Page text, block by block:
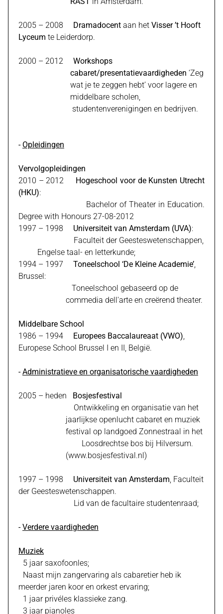
2005 – 2008 Dramadocent aan het Visser ’t Hooft
Lyceum te Leiderdorp.
2000 – 2012 Workshops
cabaret/presentatievaardigheden ‘Zeg
wat je te zeggen hebt’ voor lagere en
middelbare scholen,
studentenverenigingen en bedrijven.
- Opleidingen
Vervolgopleidingen
2010 – 2012 Hogeschool voor de Kunsten Utrecht
(HKU):
Bachelor of Theater in Education.
Degree with Honours 27-08-2012
1997 – 1998 Universiteit van Amsterdam (UVA):
Faculteit der Geesteswetenschappen,
Engelse taal- en letterkunde;
1994 – 1997 Toneelschool ‘De Kleine Academie’,
Brussel:
Toneelschool gebaseerd op de
commedia dell'arte en creërend theater.
Middelbare School
1986 – 1994 Europees Baccalaureaat (VWO),
Europese School Brussel I en II, België.
-Administratieve en organisatorische vaardigheden
2005 – heden Bosjesfestival
Ontwikkeling en organisatie van het
jaarlijkse openlucht cabaret en muziek
festival op landgoed Zonnestraal in het
Loosdrechtse bos bij Hilversum.
(www.bosjesfestival.nl)
1997 – 1998 Universiteit van Amsterdam, Faculteit
der Geesteswetenschappen.
Lid van de facultaire studentenraad;
-Verdere vaardigheden
Muziek
5 jaar saxofoonles;
Naast mijn zangervaring als cabaretier heb ik
meerder jaren koor en orkest ervaring;
1 jaar privéles klassieke zang.
3 jaar pianoles